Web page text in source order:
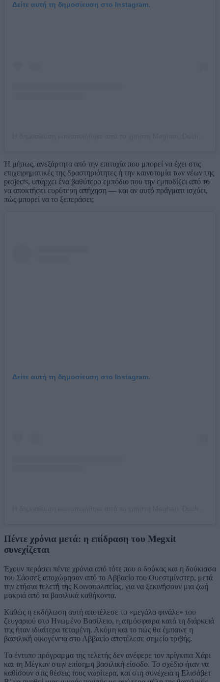
Δείτε αυτή τη δημοσίευση στο Instagram.
Ή μήπως, ανεξάρτητα από την επιτυχία που μπορεί να έχει στις
επιχειρηματικές της δραστηριότητες ή την καινοτομία των νέων της
projects, υπάρχει ένα βαθύτερο εμπόδιο που την εμποδίζει από το
να αποκτήσει ευρύτερη απήχηση — και αν αυτό πράγματι ισχύει,
πώς μπορεί να το ξεπεράσει;
Δείτε αυτή τη δημοσίευση στο Instagram.
Πέντε χρόνια μετά: η επίδραση του Megxit
συνεχίζεται
Έχουν περάσει πέντε χρόνια από τότε που ο δούκας και η δούκισσα
του Σάσσεξ αποχώρησαν από το Αββαείο του Ουεστμίνστερ, μετά
την ετήσια τελετή της Κοινοπολιτείας, για να ξεκινήσουν μια ζωή
μακριά από τα βασιλικά καθήκοντα.
Καθώς η εκδήλωση αυτή αποτέλεσε το «μεγάλο φινάλε» του
ζευγαριού στο Ηνωμένο Βασίλειο, η ατμόσφαιρα κατά τη διάρκειά
της ήταν ιδιαίτερα τεταμένη. Ακόμη και το πώς θα έμπαινε η
βασιλική οικογένεια στο Αββαείο αποτέλεσε σημείο τριβής.
Το έντυπο πρόγραμμα της τελετής δεν ανέφερε τον πρίγκιπα Χάρι
και τη Μέγκαν στην επίσημη βασιλική είσοδο. Το σχέδιο ήταν να
καθίσουν στις θέσεις τους νωρίτερα, και στη συνέχεια η Ελισάβετ